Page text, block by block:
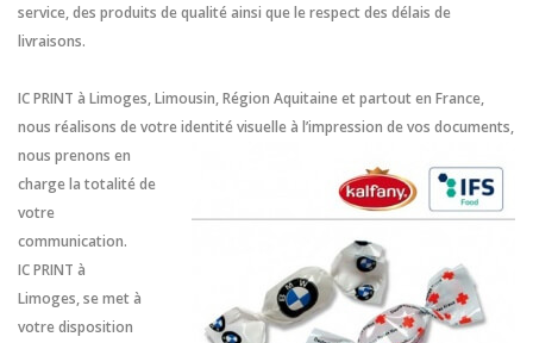
service, des produits de qualité ainsi que le respect des délais de
livraisons.
IC PRINT à Limoges, Limousin, Région Aquitaine et partout en France,
nous réalisons de votre identité visuelle à l’impression de vos documents,
nous prenons en
charge la totalité de
votre
communication.
IC PRINT à
Limoges, se met à
votre disposition